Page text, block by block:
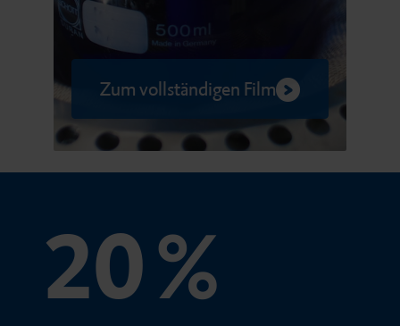
Zum vollständigen Film
20 %